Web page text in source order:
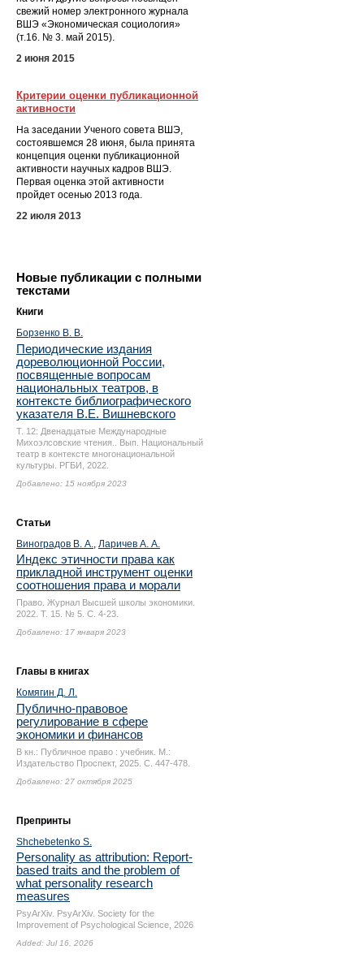
свежий номер электронного журнала
ВШЭ «Экономическая социология»
(т.16. № 3. май 2015).
2 июня 2015
Критерии оценки публикационной
активности
На заседании Ученого совета ВШЭ,
состоявшемся 28 июня, была принята
концепция оценки публикационной
активности научных кадров ВШЭ.
Первая оценка этой активности
пройдет осенью 2013 года.
22 июля 2013
Новые публикации с полными
текстами
Книги
Борзенко В. В.
Периодические издания
дореволюционной России,
посвященные вопросам
национальных театров, в
контексте библиографического
указателя В.Е. Вишневского
Т. 12: Двенадцатые Международные
Михоэлсовские чтения.. Вып. Национальный
театр в контексте многонациональной
культуры. РГБИ, 2022.
Добавлено: 15 ноября 2023
Статьи
Виноградов В. А.
Ларичев А. А.
Индекс этичности права как
прикладной инструмент оценки
соотношения права и морали
Право. Журнал Высшей школы экономики.
2022. Т. 15. № 5. С. 4-23.
Добавлено: 17 января 2023
Главы в книгах
Комягин Д. Л.
Публично-правовое
регулирование в сфере
экономики и финансов
В кн.: Публичное право : учебник. М.:
Издательство Проспект, 2025. С. 447-478.
Добавлено: 27 октября 2025
Препринты
Shchebetenko S.
Personality as attribution: Report-
based traits and the problem of
what personality research
measures
PsyArXiv. PsyArXiv. Society for the
Improvement of Psychological Science, 2026
Added: Jul 16, 2026